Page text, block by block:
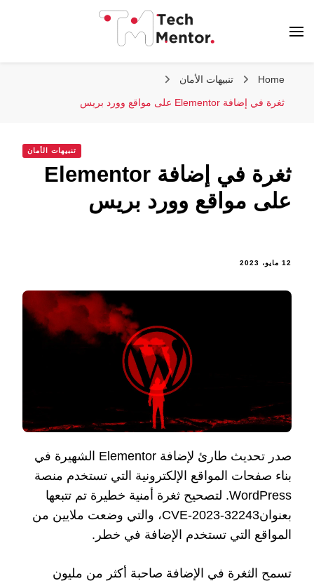
Home تنبيهات الأمان
ثغرة في إضافة Elementor على مواقع وورد بريس
تنبيهات الأمان
ثغرة في إضافة Elementor
على مواقع وورد بريس
12 مايو، 2023
صدر تحديث طارئ لإضافة Elementor الشهيرة في
بناء صفحات المواقع الإلكترونية التي تستخدم منصة
WordPress. لتصحيح ثغرة أمنية خطيرة تم تتبعها
بعنوانCVE-2023-32243، والتي وضعت ملايين من
المواقع التي تستخدم الإضافة في خطر.
تسمح الثغرة في الإضافة صاحبة أكثر من مليون